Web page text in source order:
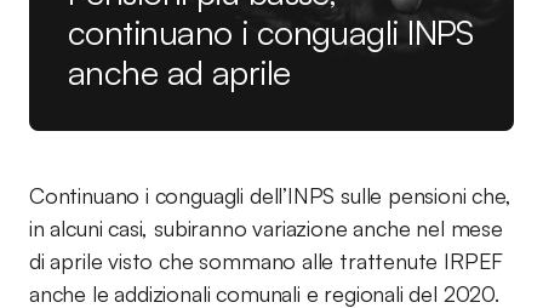
continuano i conguagli INPS
anche ad aprile
Continuano i conguagli dell’INPS sulle pensioni che,
in alcuni casi, subiranno variazione anche nel mese
di aprile visto che sommano alle trattenute IRPEF
anche le addizionali comunali e regionali del 2020.